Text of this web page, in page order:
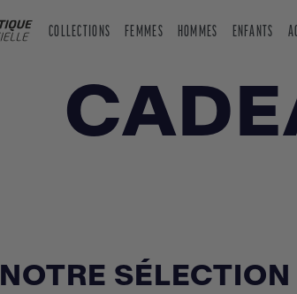
COLLECTIONS FEMMES HOMMES ENFANTS
NOTRE SÉLECTION